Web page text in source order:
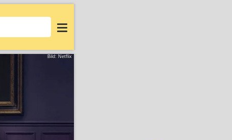
Login
Bild: Netflix